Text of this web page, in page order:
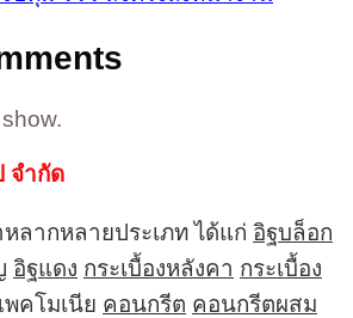
จำกัด
ลากหลายประเภท ได้แก่ อิฐบล็อก
อิฐแดง กระเบื้องหลังคา กระเบื้อง
พคโมเนีย คอนกรีต คอนกรีตผสม